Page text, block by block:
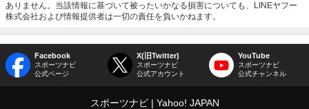
ありません。当該情報に基づいて被ったいかなる損害についても、LINEヤフー
株式会社および情報提供者は一切の責任を負いかねます。
Facebook
スポーツナビ
公式ページ
X(旧Twitter)
スポーツナビ
公式アカウント
YouTube
スポーツナビ
公式チャンネル
スポーツナビ Yahoo! JAPAN